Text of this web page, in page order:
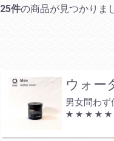
プラチナム
プレミアム
ヘッドスパ
プラチナムLIMITED
プレミアムLIMITED
ルビー
エメラルド
TOKIOシャンプー
TOKIOトリートメント
TOKIOアウトバストリ
25件の商品が見つかりま
ウォー
男女問わず
★ ★ ★ ★ ★